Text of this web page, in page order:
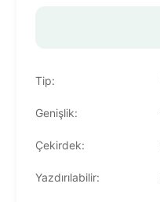
Tip:
Genişlik:
Çekirdek:
Yazdırılabilir: